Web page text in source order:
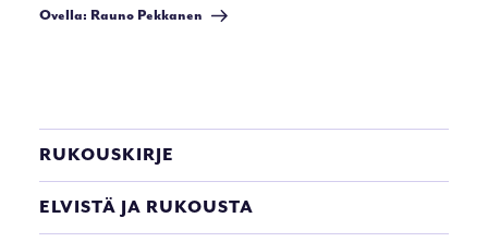
artikkeli
Ovella: Rauno Pekkanen
RUKOUSKIRJE
ELVISTÄ JA RUKOUSTA